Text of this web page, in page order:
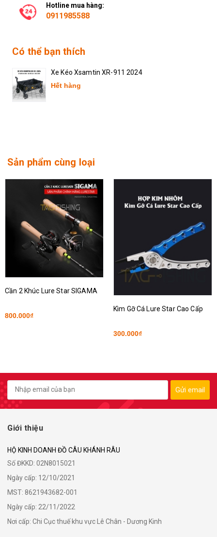
Hotline mua hàng:
0911985588
Có thể bạn thích
Xe Kéo Xsamtin XR-911 2024
Hết hàng
Sản phẩm cùng loại
Cần 2 Khúc Lure Star SIGAMA
800.000₫
Kìm Gỡ Cá Lure Star Cao Cấp
300.000₫
Gửi email
Giới thiệu
HỘ KINH DOANH ĐỒ CÂU KHÁNH RÂU
Số ĐKKD: 02N8015021
Ngày cấp: 12/10/2021
MST: 8621943682-001
Ngày cấp: 22/11/2022
Nơi cấp: Chi Cục thuế khu vực Lê Chân - Dương Kinh